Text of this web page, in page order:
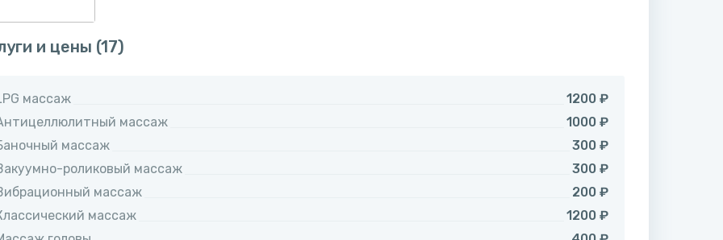
и цены (17)
массаж
1200 ₽
массаж
1000 ₽
массаж
300 ₽
роликовый массаж
300 ₽
массаж
200 ₽
массаж
1200 ₽